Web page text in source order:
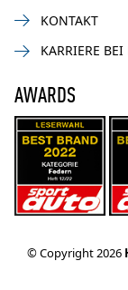
KONTAKT
KARRIERE
AWARDS
© Copyright 2026